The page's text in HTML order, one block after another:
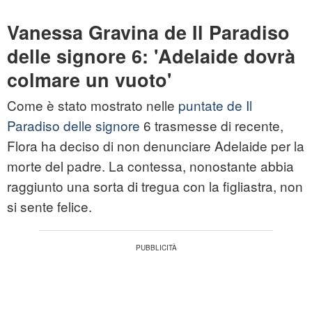
Vanessa Gravina de Il Paradiso
delle signore 6: 'Adelaide dovrà
colmare un vuoto'
Come è stato mostrato nelle puntate de Il
Paradiso delle signore 6 trasmesse di recente,
Flora ha deciso di non denunciare Adelaide per la
morte del padre. La contessa, nonostante abbia
raggiunto una sorta di tregua con la figliastra, non
si sente felice.